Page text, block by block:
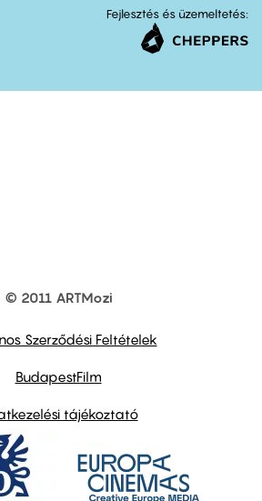
Fejlesztés és üzemeltetés:
© 2011 ARTMozi
Szerződési Feltételek
BudapestFilm
tájékoztató